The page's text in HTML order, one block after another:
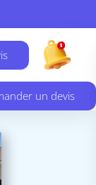
un devis